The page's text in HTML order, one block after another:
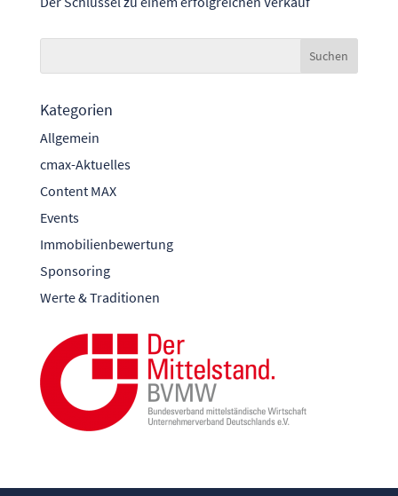
Kategorien
Allgemein
cmax-Aktuelles
Content MAX
Events
Immobilienbewertung
Sponsoring
Werte & Traditionen